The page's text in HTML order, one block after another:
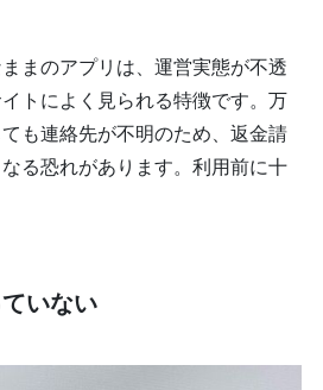
まのアプリは、運営実態が不透
トによく見られる特徴です。万
も連絡先が不明のため、返金請
る恐れがあります。利用前に十
いない